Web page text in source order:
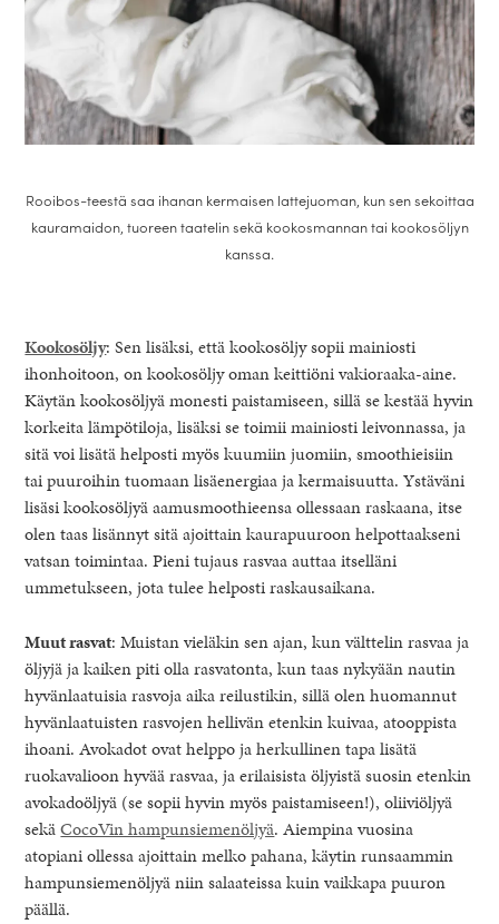
Rooibos-teestä saa ihanan kermaisen lattejuoman, kun sen sekoittaa
kauramaidon, tuoreen taatelin sekä kookosmannan tai kookosöljyn
kanssa.
Kookosöljy: Sen lisäksi, että kookosöljy sopii mainiosti
ihonhoitoon, on kookosöljy oman keittiöni vakioraaka-aine.
Käytän kookosöljyä monesti paistamiseen, sillä se kestää hyvin
korkeita lämpötiloja, lisäksi se toimii mainiosti leivonnassa, ja
sitä voi lisätä helposti myös kuumiin juomiin, smoothieisiin
tai puuroihin tuomaan lisäenergiaa ja kermaisuutta. Ystäväni
lisäsi kookosöljyä aamusmoothieensa ollessaan raskaana, itse
olen taas lisännyt sitä ajoittain kaurapuuroon helpottaakseni
vatsan toimintaa. Pieni tujaus rasvaa auttaa itselläni
ummetukseen, jota tulee helposti raskausaikana.
Muut rasvat: Muistan vieläkin sen ajan, kun välttelin rasvaa ja
öljyjä ja kaiken piti olla rasvatonta, kun taas nykyään nautin
hyvänlaatuisia rasvoja aika reilustikin, sillä olen huomannut
hyvänlaatuisten rasvojen hellivän etenkin kuivaa, atooppista
ihoani. Avokadot ovat helppo ja herkullinen tapa lisätä
ruokavalioon hyvää rasvaa, ja erilaisista öljyistä suosin etenkin
avokadoöljyä (se sopii hyvin myös paistamiseen!), oliiviöljyä
sekäCocoVin hampunsiemenöljyä. Aiempina vuosina
atopiani ollessa ajoittain melko pahana, käytin runsaammin
hampunsiemenöljyä niin salaateissa kuin vaikkapa puuron
päällä.